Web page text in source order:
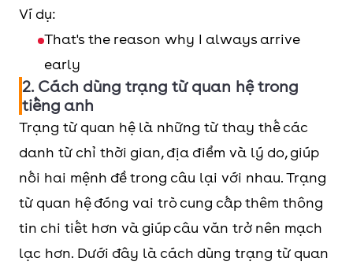
Ví dụ:
That's the reason why I always arrive
early
2. Cách dùng trạng từ quan hệ trong
tiếng anh
Trạng từ quan hệ là những từ thay thế các
danh từ chỉ thời gian, địa điểm và lý do, giúp
nối hai mệnh đề trong câu lại với nhau. Trạng
từ quan hệ đóng vai trò cung cấp thêm thông
tin chi tiết hơn và giúp câu văn trở nên mạch
lạc hơn. Dưới đây là cách dùng trạng từ quan